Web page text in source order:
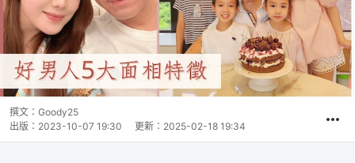
撰文： Goody25
出版： 2023-10-07 19:30 更新： 2025-02-18 19:34